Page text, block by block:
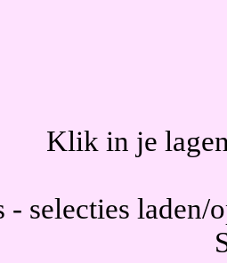
Klik in je
- selecties